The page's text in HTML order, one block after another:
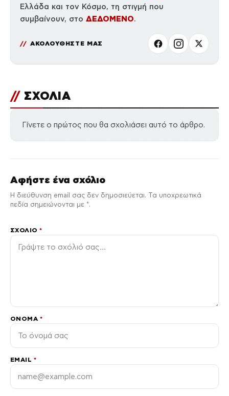
Ελλάδα και τον Κόσμο, τη στιγμή που
συμβαίνουν, στο ΔΕΔΟΜΕΝΟ.
ΑΚΟΛΟΥΘΗΣΤΕ ΜΑΣ
// ΣΧΟΛΙΑ
Γίνετε ο πρώτος που θα σχολιάσει αυτό το άρθρο.
Αφήστε ένα σχόλιο
Η διεύθυνση email σας δεν δημοσιεύεται. Τα υποχρεωτικά
πεδία σημειώνονται με *.
ΣΧΌΛΙΟ*
ΌΝΟΜΑ *
EMAIL *